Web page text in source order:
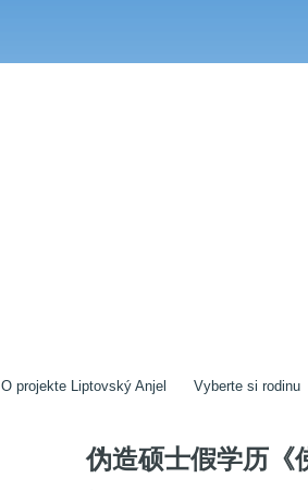
O projekte Liptovský Anjel Vyberte si rodinu
伪造硕士假学历《